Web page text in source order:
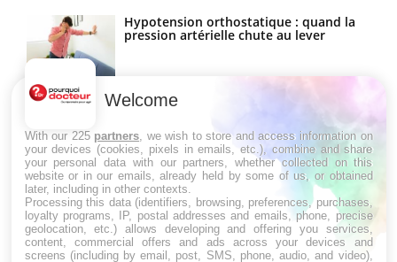
Hypotension orthostatique : quand la
pression artérielle chute au lever
Drépanocytose : une déformation des
Maladie de Charcot (Sclérose latérale
amyotrophique)
Welcome
With our 225 partners , we wish to store and access information on
your devices (cookies, pixels in emails, etc.), combine and share
your personal data with our partners, whether collected on this
website or in our emails, already held by some of us, or obtained
later, including in other contexts.
Processing this data (identifiers, browsing, preferences, purchases,
loyalty programs, IP, postal addresses and emails, phone, precise
geolocation, etc.) allows developing and offering you services,
content, commercial offers and ads across your devices and
screens (including by email, post, SMS, phone, audio, and video),